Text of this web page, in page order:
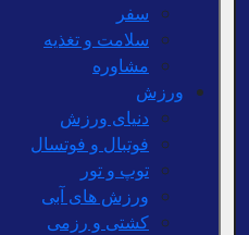
سفر
سلامت و تغذیه
مشاوره
ورزش
دنیای ورزش
فوتبال و فوتسال
توپ و تور
ورزش های آبی
کشتی و رزمی